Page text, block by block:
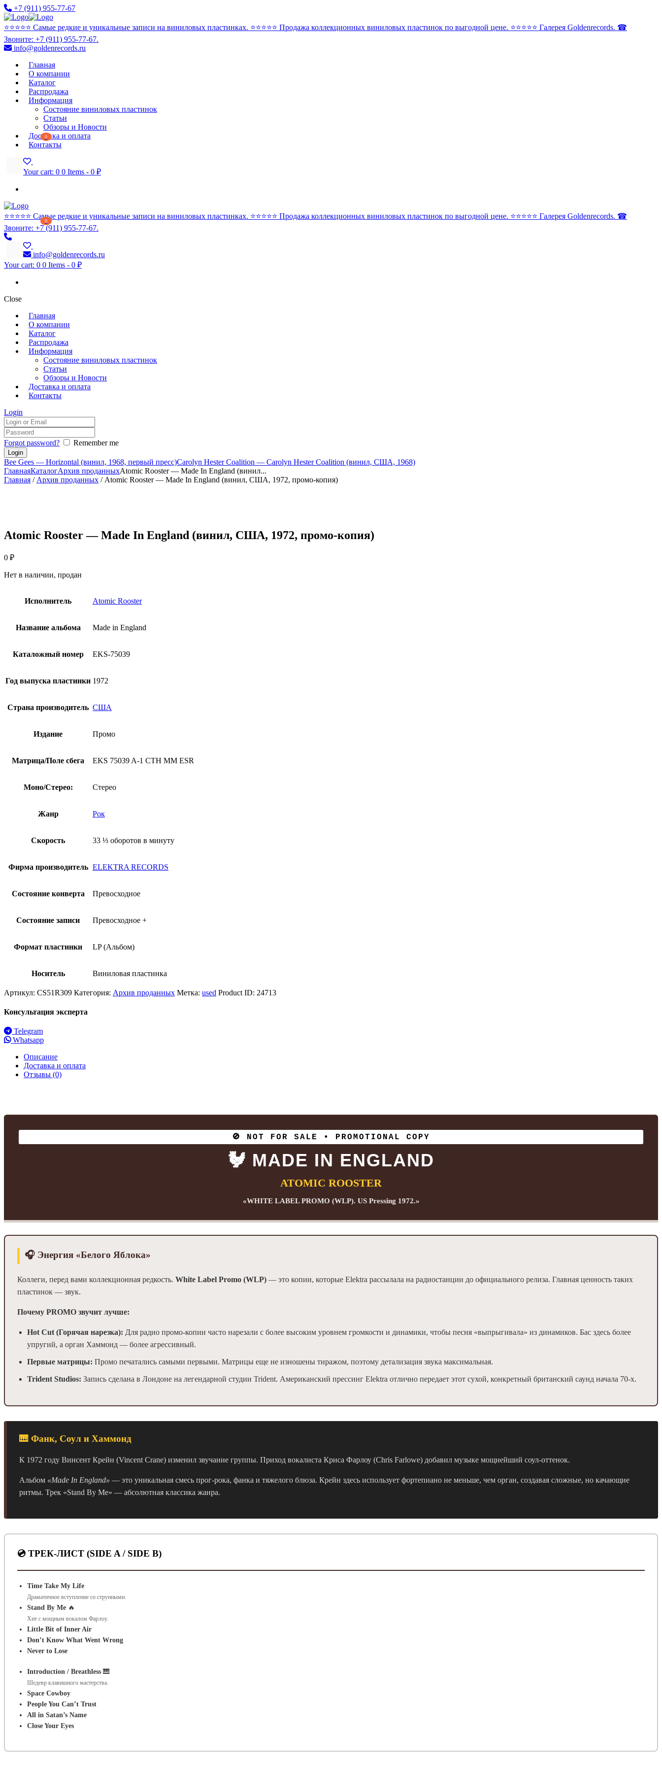
+7 (911) 955-77-67
⭐️⭐️⭐️⭐️⭐️ Самые редкие и уникальные записи на виниловых пластинках. ⭐️⭐️⭐️⭐️⭐️ Продажа коллекционных виниловых пластинок по выгодной цене. ⭐️⭐️⭐️⭐️⭐️ Галерея Goldenrecords. ☎
Звоните: +7 (911) 955-77-67.
info@goldenrecords.ru
Главная
О компании
Каталог
Распродажа
Информация
Состояние виниловых пластинок
Статьи
Обзоры и Новости
Доставка и оплата
Контакты
0
Your cart: 0 0 Items - 0 ₽
⭐️⭐️⭐️⭐️⭐️ Самые редкие и уникальные записи на виниловых пластинках. ⭐️⭐️⭐️⭐️⭐️ Продажа коллекционных виниловых пластинок по выгодной цене. ⭐️⭐️⭐️⭐️⭐️ Галерея Goldenrecords. ☎
Звоните: +7 (911) 955-77-67.
0
info@goldenrecords.ru
Your cart: 0 0 Items - 0 ₽
Close
Главная
О компании
Каталог
Распродажа
Информация
Состояние виниловых пластинок
Статьи
Обзоры и Новости
Доставка и оплата
Контакты
Login
Forgot password? Remember me
Bee Gees — Horizontal (винил, 1968, первый пресс)Carolyn Hester Coalition — Carolyn Hester Coalition (винил, США, 1968)
ГлавнаяКаталогАрхив проданныхAtomic Rooster — Made In England (винил...
Главная / Архив проданных / Atomic Rooster — Made In England (винил, США, 1972, промо-копия)
Atomic Rooster — Made In England (винил, США, 1972, промо-копия)
0 ₽
Нет в наличии, продан
Исполнитель Atomic Rooster
Название альбома Made in England
Каталожный номер EKS-75039
Год выпуска пластинки 1972
Страна производитель США
Издание Промо
Матрица/Поле сбега EKS 75039 A-1 CTH MM ESR
Моно/Стерео: Стерео
Жанр Рок
Скорость 33 ⅓ оборотов в минуту
Фирма производитель ELEKTRA RECORDS
Состояние конверта Превосходное
Состояние записи Превосходное +
Формат пластинки LP (Альбом)
Носитель Виниловая пластинка
Артикул: CS51R309 Категория: Архив проданных Метка: used Product ID: 24713
Консультация эксперта
Telegram
Whatsapp
Описание
Доставка и оплата
Отзывы (0)
🚫 NOT FOR SALE • PROMOTIONAL COPY
🐓 MADE IN ENGLAND
ATOMIC ROOSTER
«WHITE LABEL PROMO (WLP). US Pressing 1972.»
🎧 Энергия «Белого Яблока»
Коллеги, перед вами коллекционная редкость. White Label Promo (WLP) — это копии, которые Elektra рассылала на радиостанции до официального релиза. Главная ценность таких
пластинок — звук.
Почему PROMO звучит лучше:
Hot Cut (Горячая нарезка): Для радио промо-копии часто нарезали с более высоким уровнем громкости и динамики, чтобы песня «выпрыгивала» из динамиков. Бас здесь более
упругий, а орган Хаммонд — более агрессивный.
Первые матрицы: Промо печатались самыми первыми. Матрицы еще не изношены тиражом, поэтому детализация звука максимальная.
Trident Studios: Запись сделана в Лондоне на легендарной студии Trident. Американский прессинг Elektra отлично передает этот сухой, конкретный британский саунд начала 70-х.
🎹 Фанк, Соул и Хаммонд
К 1972 году Винсент Крейн (Vincent Crane) изменил звучание группы. Приход вокалиста Криса Фарлоу (Chris Farlowe) добавил музыке мощнейший соул-оттенок.
Альбом «Made In England» — это уникальная смесь прог-рока, фанка и тяжелого блюза. Крейн здесь использует фортепиано не меньше, чем орган, создавая сложные, но качающие
ритмы. Трек «Stand By Me» — абсолютная классика жанра.
💿 ТРЕК-ЛИСТ (SIDE A / SIDE B)
Time Take My Life
Драматичное вступление со струнными.
Stand By Me 🔥
Хит с мощным вокалом Фарлоу.
Little Bit of Inner Air
Don’t Know What Went Wrong
Never to Lose
Introduction / Breathless 🎹
Шедевр клавишного мастерства.
Space Cowboy
People You Can’t Trust
All in Satan’s Name
Close Your Eyes